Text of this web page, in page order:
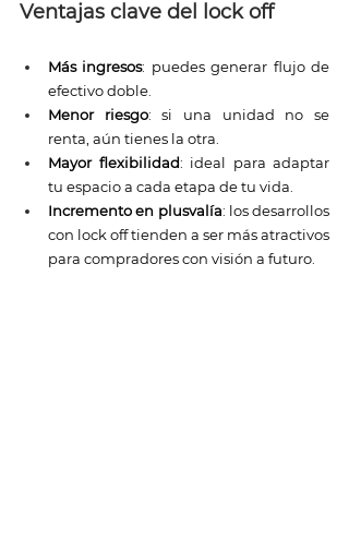
Ventajas clave del lock off
Más ingresos: puedes generar flujo de
efectivo doble.
Menor riesgo: si una unidad no se
renta, aún tienes la otra.
Mayor flexibilidad: ideal para adaptar
tu espacio a cada etapa de tu vida.
Incremento en plusvalía: los desarrollos
con lock off tienden a ser más atractivos
para compradores con visión a futuro.